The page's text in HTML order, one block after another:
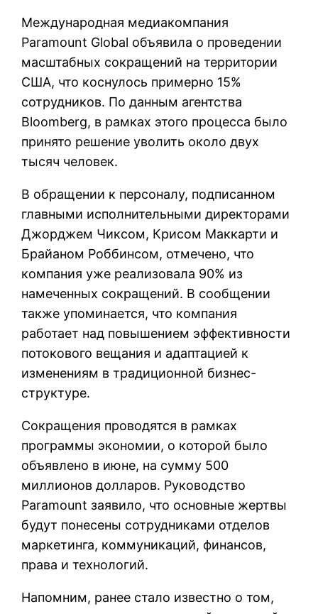
Международная медиакомпания
Paramount Global объявила о проведении
масштабных сокращений на территории
США, что коснулось примерно 15%
сотрудников. По данным агентства
Bloomberg, в рамках этого процесса было
принято решение уволить около двух
тысяч человек.
В обращении к персоналу, подписанном
главными исполнительными директорами
Джорджем Чиксом, Крисом Маккарти и
Брайаном Роббинсом, отмечено, что
компания уже реализовала 90% из
намеченных сокращений. В сообщении
также упоминается, что компания
работает над повышением эффективности
потокового вещания и адаптацией к
изменениям в традиционной бизнес-
структуре.
Сокращения проводятся в рамках
программы экономии, о которой было
объявлено в июне, на сумму 500
миллионов долларов. Руководство
Paramount заявило, что основные жертвы
будут понесены сотрудниками отделов
маркетинга, коммуникаций, финансов,
права и технологий.
Напомним, ранее стало известно о том,